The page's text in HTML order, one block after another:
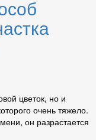
цветок, но и
очень тяжело.
он разрастается